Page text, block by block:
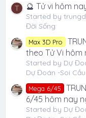
T 🔮 Tử vi hôm
Started by
Đời Sống
Max 3D Pro
theo Tử Vi
Started by Dự
Dự Đoán -Soi Cầu
Mega 6/45
6/45 hôm nay
Started by Dự